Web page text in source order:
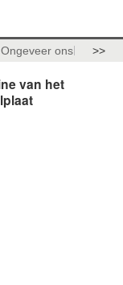
Ongeveer ons >>
van het